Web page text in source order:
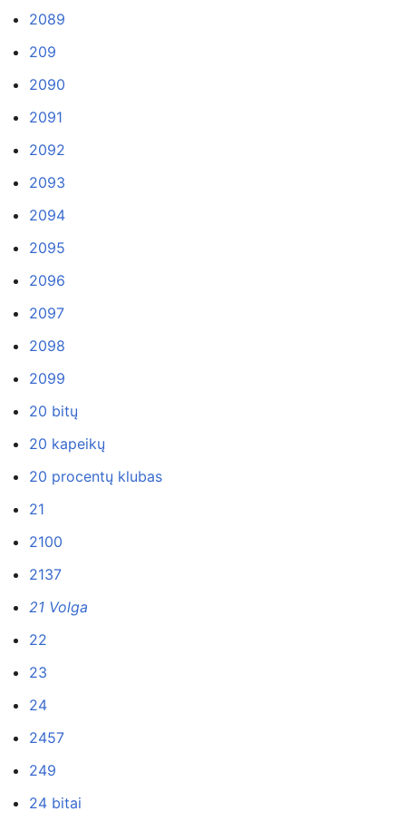
2089
209
2090
2091
2092
2093
2094
2095
2096
2097
2098
2099
20 bitų
20 kapeikų
20 procentų klubas
21
2100
2137
21 Volga
22
23
24
2457
249
24 bitai